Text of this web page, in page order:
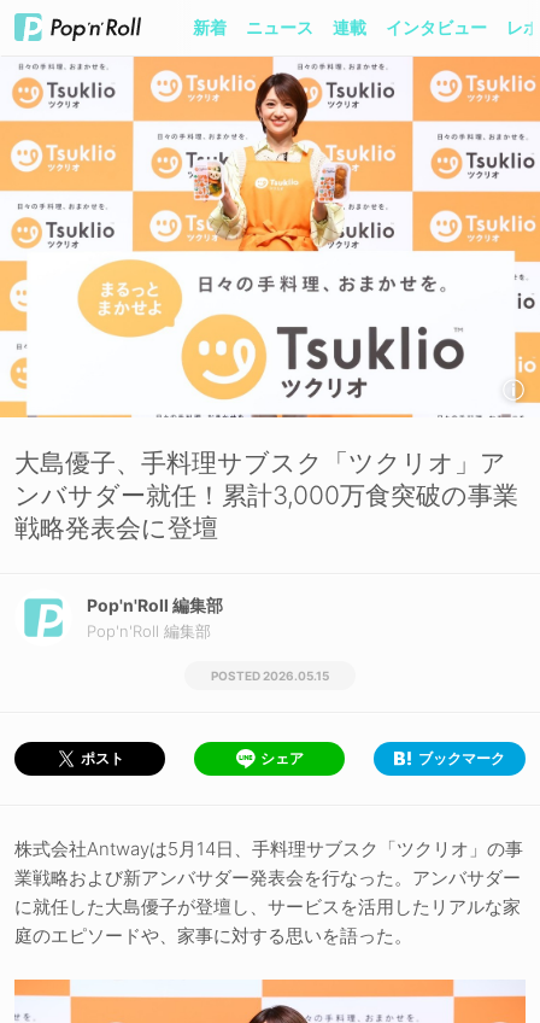
新着 ニュース 連載 インタビュー レ
大島優子、手料理サブスク「ツクリオ」ア
ンバサダー就任！累計3,000万食突破の事業
戦略発表会に登壇
Pop'n'Roll 編集部
Pop'n'Roll 編集部
2026.05.15
ポスト シェア ブックマーク
株式会社Antwayは5月14日、手料理サブスク「ツクリオ」の事
業戦略および新アンバサダー発表会を行なった。アンバサダー
に就任した大島優子が登壇し、サービスを活用したリアルな家
庭のエピソードや、家事に対する思いを語った。